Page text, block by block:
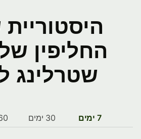
החליפין
שטרלינג
7 ימים 30 ימים 60